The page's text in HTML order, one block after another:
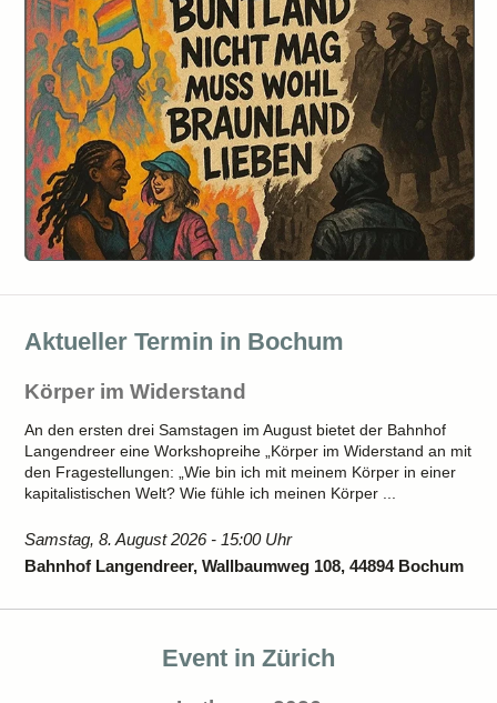
Aktueller Termin in Bochum
Körper im Widerstand
An den ersten drei Samstagen im August bietet der Bahnhof
Langendreer eine Workshopreihe „Körper im Widerstand an mit
den Fragestellungen: „Wie bin ich mit meinem Körper in einer
kapitalistischen Welt? Wie fühle ich meinen Körper ...
Samstag, 8. August 2026 - 15:00 Uhr
Bahnhof Langendreer, Wallbaumweg 108, 44894 Bochum
Event in Zürich